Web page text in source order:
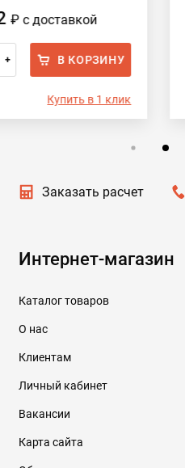
₽ с доставкой
+ В КОРЗИНУ
Купить в 1 клик
Заказать расчет
Интернет-магазин
Каталог товаров
О нас
Клиентам
Личный кабинет
Вакансии
Карта сайта